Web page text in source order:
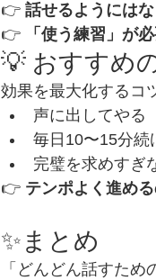
👉 話せるようには
👉
「使う練習」が
💡 おすすめ
効果を最大化するコ
声に出してやる
毎日10〜15分続
完璧を求めすぎ
👉 テンポよく進め
✨まとめ
「どんどん話すた